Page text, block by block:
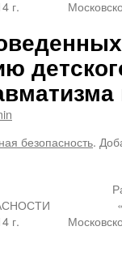
г.
безопасность.
г.